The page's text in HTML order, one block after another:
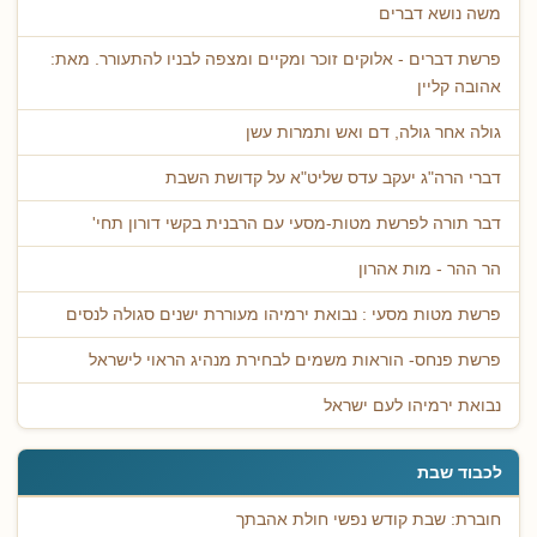
משה נושא דברים
פרשת דברים - אלוקים זוכר ומקיים ומצפה לבניו להתעורר. מאת:
אהובה קליין
גולה אחר גולה, דם ואש ותמרות עשן
דברי הרה"ג יעקב עדס שליט"א על קדושת השבת
דבר תורה לפרשת מטות-מסעי עם הרבנית בקשי דורון תחי'
הר ההר - מות אהרון
פרשת מטות מסעי : נבואת ירמיהו מעוררת ישנים סגולה לנסים
פרשת פנחס- הוראות משמים לבחירת מנהיג הראוי לישראל
נבואת ירמיהו לעם ישראל
לכבוד שבת
חוברת: שבת קודש נפשי חולת אהבתך